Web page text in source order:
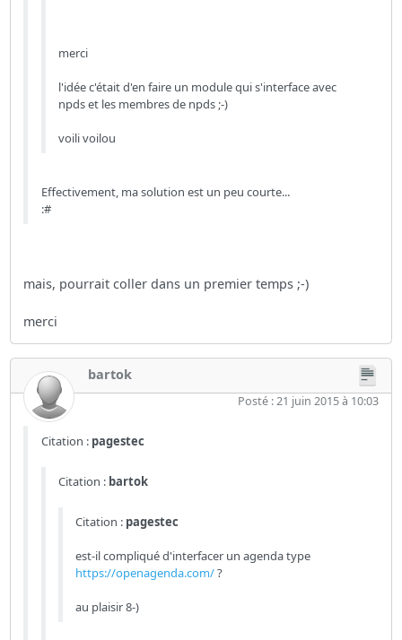
merci
l'idée c'était d'en faire un module qui s'interface avec
npds et les membres de npds ;-)
voili voilou
Effectivement, ma solution est un peu courte...
:#
mais, pourrait coller dans un premier temps ;-)
merci
bartok
Posté : 21 juin 2015 à 10:03
Citation : pagestec
Citation : bartok
Citation : pagestec
est-il compliqué d'interfacer un agenda type
https://openagenda.com/?
au plaisir 8-)